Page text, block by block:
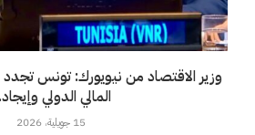
وزير الاقتصاد من نيويورك: تونس تجدد
المالي الدولي
15 جويلية، 2026